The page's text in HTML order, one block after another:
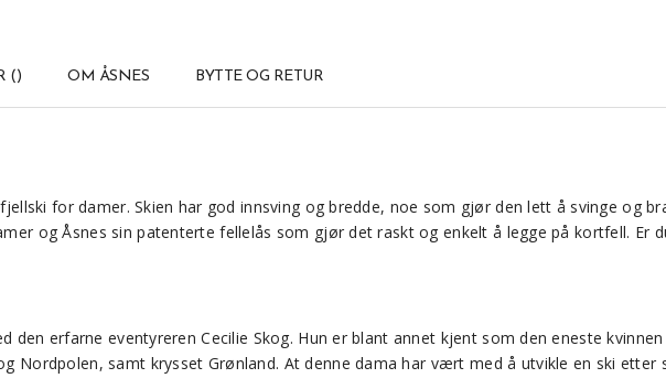
() OM ÅSNES BYTTE OG RETUR
for damer. Skien har god innsving og bredde, noe som gjør den lett å svinge og
og Åsnes sin patenterte fellelås som gjør det raskt og enkelt å legge på kortfell. Er
den erfarne eventyreren Cecilie Skog. Hun er blant annet kjent som den eneste
Nordpolen, samt krysset Grønland. At denne dama har vært med å utvikle en ski etter